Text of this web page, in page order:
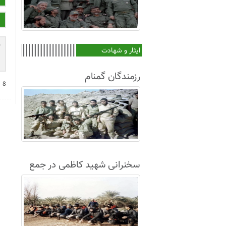
8
ایثار و شهادت
رزمندگان گمنام
سخنرانی شهید کاظمی در جمع
غواصان لشکر8+فیلم